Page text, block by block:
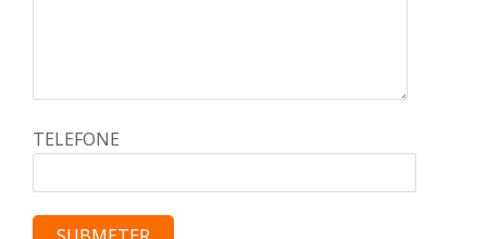
TELEFONE